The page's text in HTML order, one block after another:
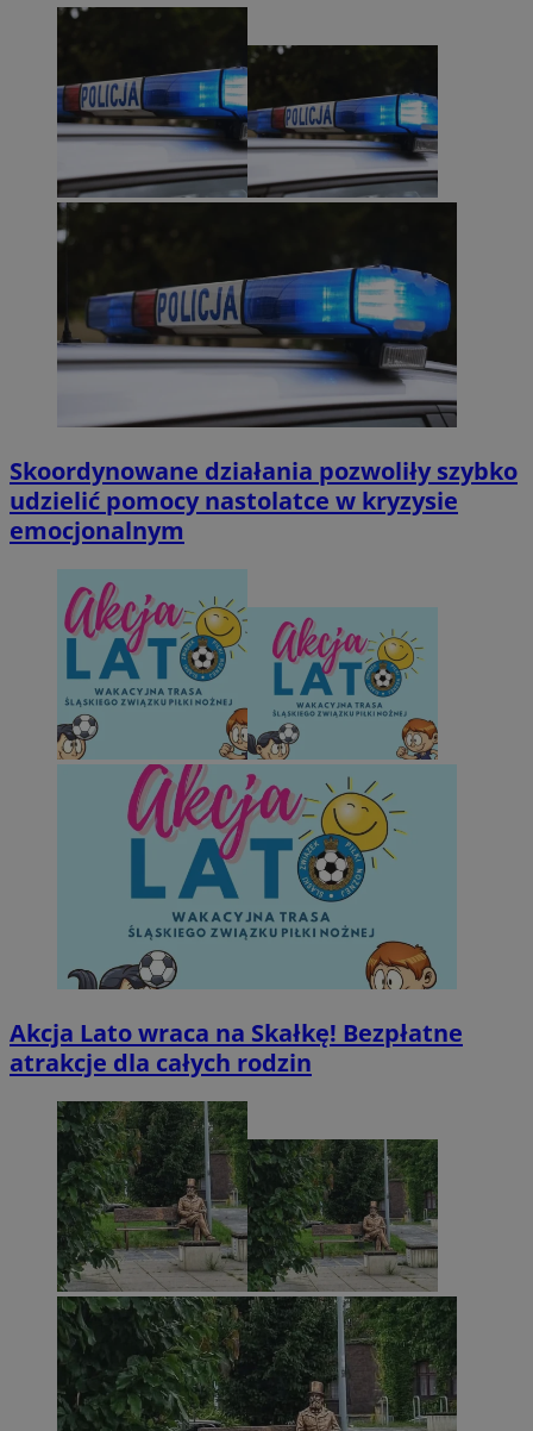
Skoordynowane działania pozwoliły szybko
udzielić pomocy nastolatce w kryzysie
emocjonalnym
Akcja Lato wraca na Skałkę! Bezpłatne
atrakcje dla całych rodzin